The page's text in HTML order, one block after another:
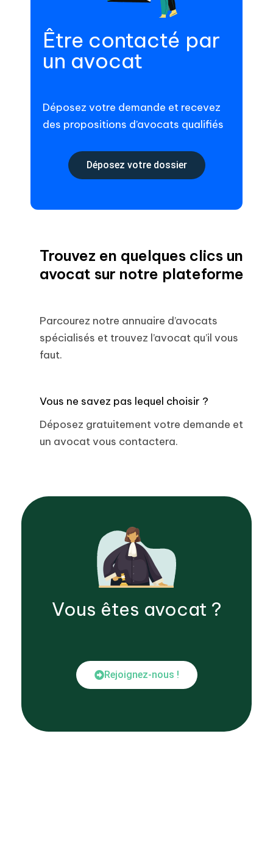
Être contacté par
un avocat
Déposez votre demande et recevez
des propositions d’avocats qualifiés
Déposez votre dossier
Trouvez en quelques clics un
avocat sur notre plateforme
Parcourez notre annuaire d’avocats
spécialisés et trouvez l’avocat qu’il vous
faut.
Vous ne savez pas lequel choisir ?
Déposez gratuitement votre demande et
un avocat vous contactera.
Vous êtes avocat ?
Rejoignez-nous !